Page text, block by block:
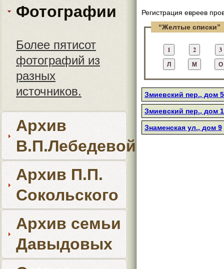
Фотографии
Более пятисот
фотографий из
разных
источников.
Архив
В.П.Лебедевой
Архив П.П.
Сокольского
Архив семьи
Давыдовых
Регистрация евреев
“Желтые списки”
Змиевский пер., дом 5
Змиевский пер., дом
Знаменская ул., дом 9